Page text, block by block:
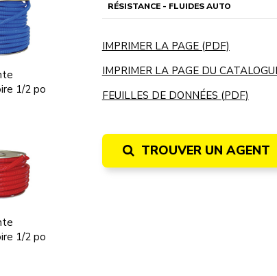
1/2 po
1/2 po
RÉSISTANCE - FLUIDES AUTO
IMPRIMER LA PAGE (PDF)
IMPRIMER LA PAGE DU
FEUILLES DE DONNÉES (PDF)
TROUVER UN AGENT